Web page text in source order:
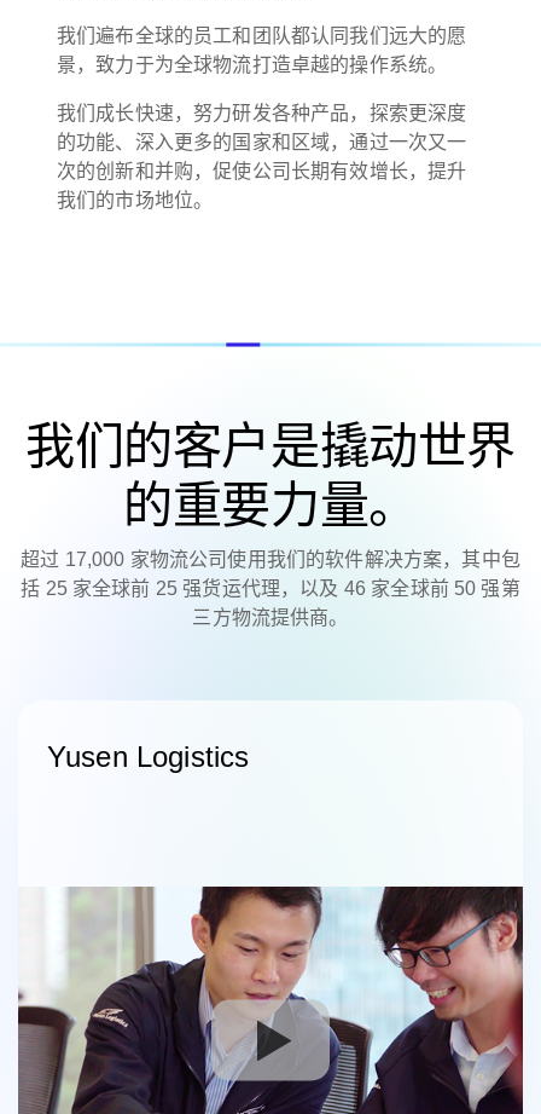
我们遍布全球的员工和团队都认同我们远大的愿
景，致力于为全球物流打造卓越的操作系统。
我们成长快速，努力研发各种产品，探索更深度
的功能、深入更多的国家和区域，通过一次又一
次的创新和并购，促使公司长期有效增长，提升
我们的市场地位。
我们的客户是撬动世界
的重要力量。
超过 17,000 家物流公司使用我们的软件解决方案，其中包
括 25 家全球前 25 强货运代理，以及 46 家全球前 50 强第
三方物流提供商。
Yusen Logistics